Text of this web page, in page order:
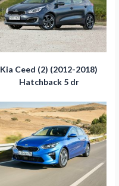
Kia Ceed (2) (2012-2018)
Hatchback 5 dr